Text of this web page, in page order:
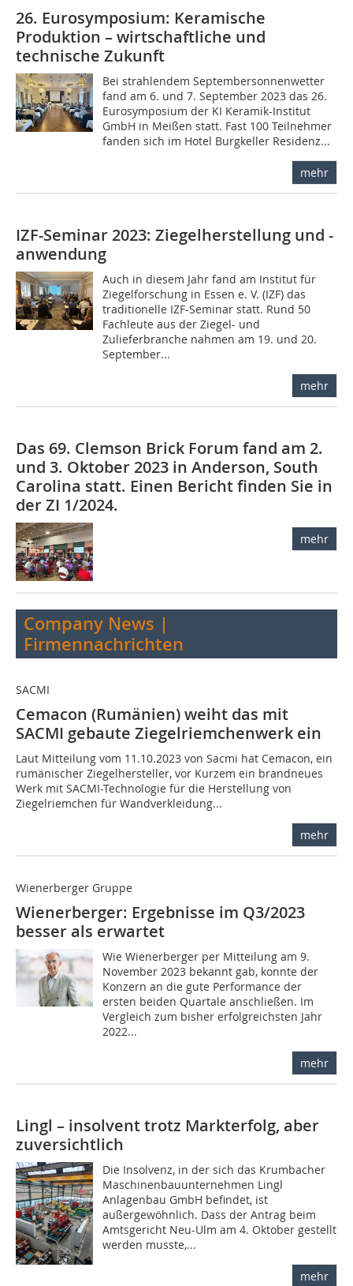
26. Eurosymposium: Keramische
Produktion – wirtschaftliche und
technische Zukunft
Bei strahlendem Septembersonnenwetter
fand am 6. und 7. September 2023 das 26.
Eurosymposium der KI Keramik-Institut
GmbH in Meißen statt. Fast 100 Teilnehmer
fanden sich im Hotel Burgkeller Residenz...
mehr
IZF-Seminar 2023: Ziegelherstellung und -
anwendung
Auch in diesem Jahr fand am Institut für
Ziegelforschung in Essen e. V. (IZF) das
traditionelle IZF-Seminar statt. Rund 50
Fachleute aus der Ziegel- und
Zulieferbranche nahmen am 19. und 20.
September...
mehr
Das 69. Clemson Brick Forum fand am 2.
und 3. Oktober 2023 in Anderson, South
Carolina statt. Einen Bericht finden Sie in
der ZI 1/2024.
mehr
Company News |
Firmennachrichten
SACMI
Cemacon (Rumänien) weiht das mit
SACMI gebaute Ziegelriemchenwerk ein
Laut Mitteilung vom 11.10.2023 von Sacmi hat Cemacon, ein
rumänischer Ziegelhersteller, vor Kurzem ein brandneues
Werk mit SACMI-Technologie für die Herstellung von
Ziegelriemchen für Wandverkleidung...
mehr
Wienerberger Gruppe
Wienerberger: Ergebnisse im Q3/2023
besser als erwartet
Wie Wienerberger per Mitteilung am 9.
November 2023 bekannt gab, konnte der
Konzern an die gute Performance der
ersten beiden Quartale anschließen. Im
Vergleich zum bisher erfolgreichsten Jahr
2022...
mehr
Lingl – insolvent trotz Markterfolg, aber
zuversichtlich
Die Insolvenz, in der sich das Krumbacher
Maschinenbauunternehmen Lingl
Anlagenbau GmbH befindet, ist
außergewöhnlich. Dass der Antrag beim
Amtsgericht Neu-Ulm am 4. Oktober gestellt
werden musste,...
mehr